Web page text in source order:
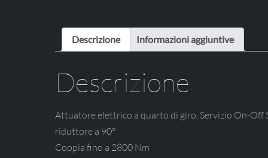
Descrizione Informazioni aggiuntive
Descrizione
Attuatore elettrico a quarto di giro, Servizio On-Off
riduttore a 90°
Coppia fino a 2800 Nm